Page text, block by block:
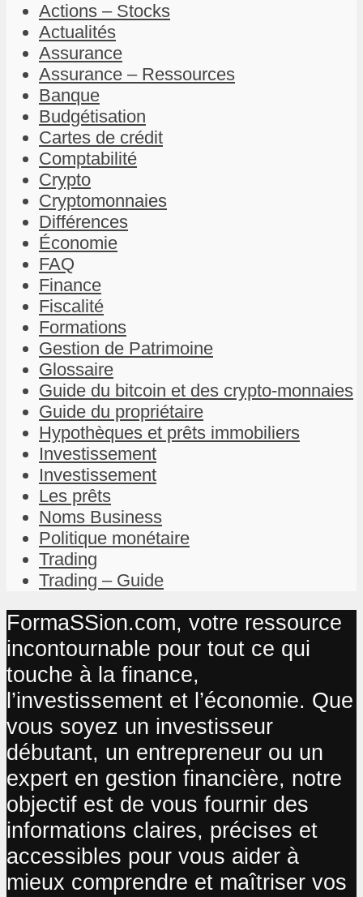
Actions – Stocks
Actualités
Assurance
Assurance – Ressources
Banque
Budgétisation
Cartes de crédit
Comptabilité
Crypto
Cryptomonnaies
Différences
Économie
FAQ
Finance
Fiscalité
Formations
Gestion de Patrimoine
Glossaire
Guide du bitcoin et des crypto-monnaies
Guide du propriétaire
Hypothèques et prêts immobiliers
Investissement
Investissement
Les prêts
Noms Business
Politique monétaire
Trading
Trading – Guide
FormaSSion.com, votre ressource
incontournable pour tout ce qui
touche à la finance,
l’investissement et l’économie. Que
vous soyez un investisseur
débutant, un entrepreneur ou un
expert en gestion financière, notre
objectif est de vous fournir des
informations claires, précises et
accessibles pour vous aider à
mieux comprendre et maîtriser vos